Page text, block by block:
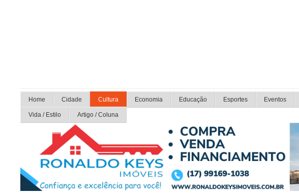
Home Cidade Cultura Economia Educação Esportes Eventos
Vida / Estilo Artigo / Coluna